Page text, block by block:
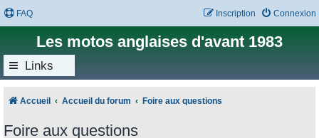
FAQ Connexion
Inscription
Les motos anglaises d'avant 1983
Links
Accueil Accueil du forum Foire aux questions
Foire aux questions